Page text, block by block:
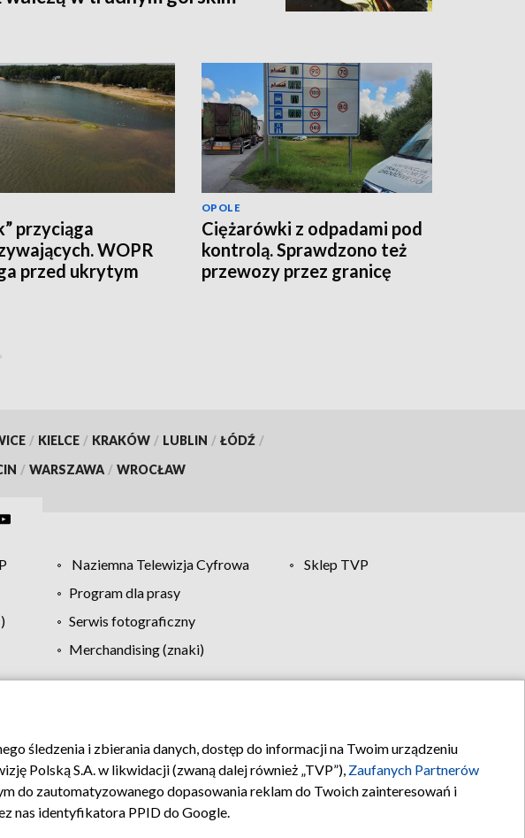
przyciąga
WOPR
przed ukrytym
OPOLE
Ciężarówki z odpadami pod
kontrolą. Sprawdzono też
przewozy przez granicę
/ KIELCE / KRAKÓW / LUBLIN / ŁÓDŹ /
/ WARSZAWA / WROCŁAW
Naziemna Telewizja Cyfrowa
Sklep TVP
Program dla prasy
Serwis fotograficzny
Merchandising (znaki)
Pomoc Biuro reklamy Kontakt
śledzenia i zbierania danych, dostęp do informacji na Twoim urządzeniu
Polską S.A. w likwidacji (zwaną dalej również „TVP”), Zaufanych Partnerów
do zautomatyzowanego dopasowania reklam do Twoich zainteresowań i
nas identyfikatora PPID do Google.